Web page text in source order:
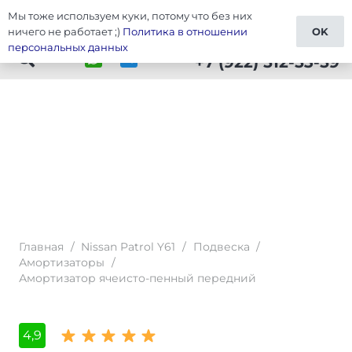
Тюнинг Patrol Y61
+7 (922) 512-53-59
Главная / Nissan Patrol Y61 / Подвеска /
Амортизаторы /
Амортизатор ячеисто-пенный передний
4,9
Мы тоже используем куки, потому что без них
ничего не работает ;) Политика в отношении
персональных данных
OK